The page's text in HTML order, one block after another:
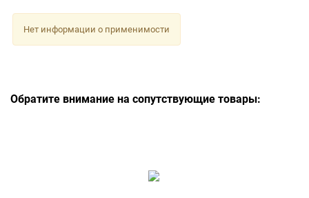
Нет информации о применимости
Обратите внимание на сопутствующие товары: